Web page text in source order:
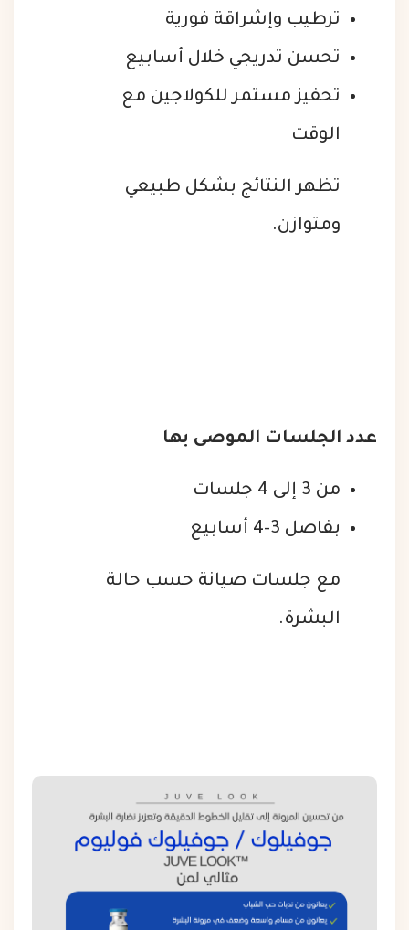
ترطيب وإشراقة فورية
تحسن تدريجي خلال أسابيع
تحفيز مستمر للكولاجين مع
الوقت
تظهر النتائج بشكل طبيعي
ومتوازن.
عدد الجلسات الموصى بها
من 3 إلى 4 جلسات
بفاصل 3–4 أسابيع
مع جلسات صيانة حسب حالة
البشرة.